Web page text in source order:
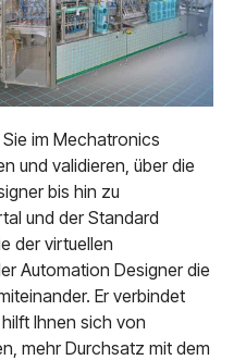
im Mechatronics
und validieren, über die
bis hin zu
und der Standard
der virtuellen
Automation Designer die
Er verbindet
Ihnen sich von
mehr Durchsatz mit dem